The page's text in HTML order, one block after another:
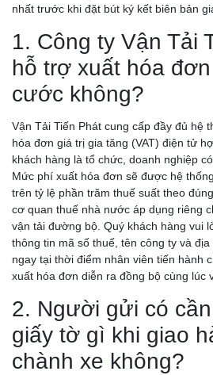
nhất trước khi đặt bút ký kết biên bản
1. Công ty Vận Tải
hỗ trợ xuất hóa đơn
cước không?
Vận Tải Tiến Phát cung cấp đầy đủ hệ
hóa đơn giá trị gia tăng (VAT) điện tử
khách hàng là tổ chức, doanh nghiệp
Mức phí xuất hóa đơn sẽ được hệ
trên tỷ lệ phần trăm thuế suất theo
cơ quan thuế nhà nước áp dụng riêng
vận tải đường bộ. Quý khách hàng vui
thông tin mã số thuế, tên công ty và
ngay tại thời điểm nhân viên tiến hành
xuất hóa đơn diễn ra đồng bộ cùng lúc
2. Người gửi có
giấy tờ gì khi giao
chành xe không?